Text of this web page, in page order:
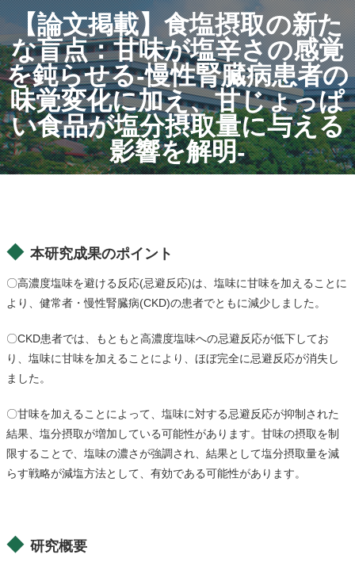
【論文掲載】食塩摂取の新た
な盲点：甘味が塩辛さの感覚
を鈍らせる-慢性腎臓病患者の
味覚変化に加え、甘じょっぱ
い食品が塩分摂取量に与える
影響を解明-
本研究成果のポイント
〇高濃度塩味を避ける反応(忌避反応)は、塩味に甘味を加えることに
より、健常者・慢性腎臓病(CKD)の患者でともに減少しました。
〇CKD患者では、もともと高濃度塩味への忌避反応が低下してお
り、塩味に甘味を加えることにより、ほぼ完全に忌避反応が消失し
ました 。
〇甘味を加えることによって、塩味に対する忌避反応が抑制された
結果、塩分摂取が増加している可能性があります。甘味の摂取を制
限することで、塩味の濃さが強調され、結果として塩分摂取量を減
らす戦略が減塩方法として、有効である可能性があります。
研究概要